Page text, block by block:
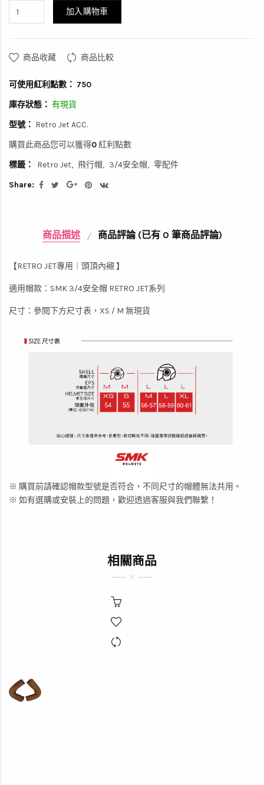
加入購物車
商品收藏 商品比較
可使用紅利點數： 750
庫存狀態： 有現貨
型號： Retro Jet ACC.
購買此商品您可以獲得0紅利點數
標籤：
Retro Jet 飛行帽 3/4安全帽
零配件
Share:
商品描述 商品評論 (已有 0 筆商品評論)
【RETRO JET專用｜頭頂內襯 】
適用帽款：SMK 3/4安全帽 RETRO JET系列
尺寸：參閱下方尺寸表，XS / M 無現貨
※ 購買前請確認帽款型號是否符合，不同尺寸的帽體無法共用。
※ 如有選購或安裝上的問題，歡迎透過客服與我們聯繫！
相關商品
想知道我們的最新消息嗎，趕
快留下您的E-Mail獲取最新的
優惠訊息。
鐵粉募集中！